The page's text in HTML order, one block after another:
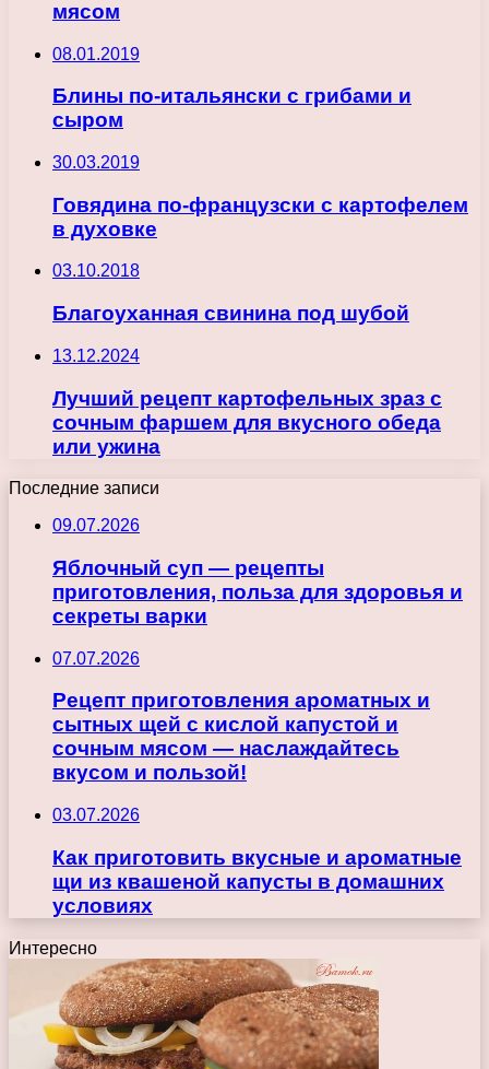
мясом
08.01.2019
Блины по-итальянски с грибами и
сыром
30.03.2019
Говядина по-французски с картофелем
в духовке
03.10.2018
Благоуханная свинина под шубой
13.12.2024
Лучший рецепт картофельных зраз с
сочным фаршем для вкусного обеда
или ужина
Последние записи
09.07.2026
Яблочный суп — рецепты
приготовления, польза для здоровья и
секреты варки
07.07.2026
Рецепт приготовления ароматных и
сытных щей с кислой капустой и
сочным мясом — наслаждайтесь
вкусом и пользой!
03.07.2026
Как приготовить вкусные и ароматные
щи из квашеной капусты в домашних
условиях
Интересно